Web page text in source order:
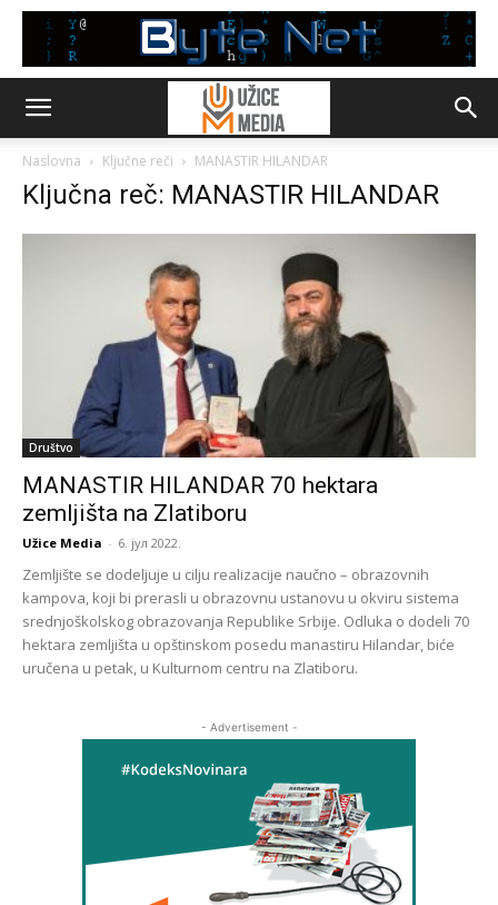
Naslovna Ključne reči MANASTIR HILANDAR
Ključna reč: MANASTIR HILANDAR
Društvo
MANASTIR HILANDAR 70 hektara
zemljišta na Zlatiboru
Užice Media - 6. јул 2022.
Zemljište se dodeljuje u cilju realizacije naučno – obrazovnih
kampova, koji bi prerasli u obrazovnu ustanovu u okviru sistema
srednjoškolskog obrazovanja Republike Srbije. Odluka o dodeli 70
hektara zemljišta u opštinskom posedu manastiru Hilandar, biće
uručena u petak, u Kulturnom centru na Zlatiboru.
- Advertisement -